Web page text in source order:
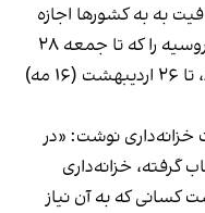
به به کشورها اجازه
می‌دهد نفت خام و فرآورده‌های نفتی روسیه را که تا جمعه ۲۸
فروردین روی کشتی‌ها بارگیری شده‌اند، تا ۲۶ اردیبهشت (۱۶ مه)
خزانه‌داری نوشت: «در
گرفته، خزانه‌داری
کسانی که به آن نیاز